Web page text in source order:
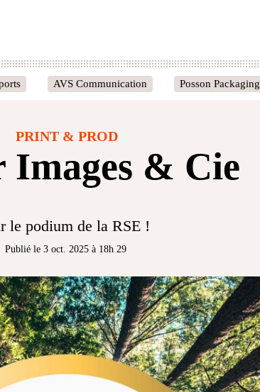
AVS Communication Posson Packaging
PRINT & PROD
Images & Cie
le podium de la RSE !
Publié le 3 oct. 2025 à 18h 29